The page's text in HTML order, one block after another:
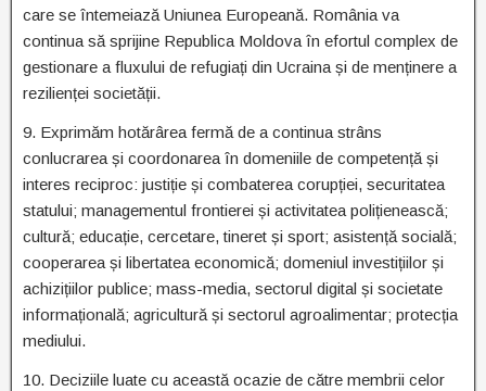
care se întemeiază Uniunea Europeană. România va
continua să sprijine Republica Moldova în efortul complex de
gestionare a fluxului de refugiați din Ucraina și de menținere a
rezilienței societății.
9. Exprimăm hotărârea fermă de a continua strâns
conlucrarea și coordonarea în domeniile de competență și
interes reciproc: justiție și combaterea corupției, securitatea
statului; managementul frontierei și activitatea polițienească;
cultură; educație, cercetare, tineret și sport; asistență socială;
cooperarea și libertatea economică; domeniul investițiilor și
achizițiilor publice; mass-media, sectorul digital și societate
informațională; agricultură și sectorul agroalimentar; protecția
mediului.
10. Deciziile luate cu această ocazie de către membrii celor